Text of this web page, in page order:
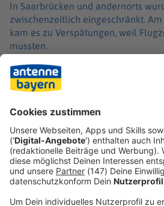
In Saarbrücken und andernorts
zwischenzeitlich eingeschränkt.
kam es zu Verspätungen, weil
mussten.
An der niedersächsischen
Fährverkehr weitgehend zum
sind am Freitag nicht per Schiff
Langeoog, Norderney und